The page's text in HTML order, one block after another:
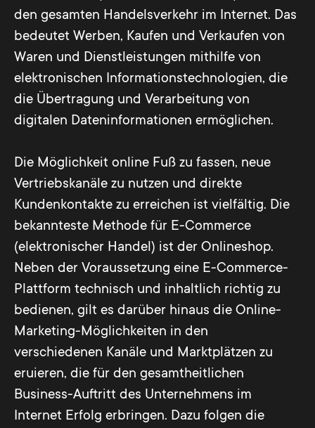
den gesamten Handelsverkehr im Internet. Das
bedeutet Werben, Kaufen und Verkaufen von
Waren und Dienstleistungen mithilfe von
elektronischen Informationstechnologien, die
die Übertragung und Verarbeitung von
digitalen Dateninformationen ermöglichen.
Die Möglichkeit online Fuß zu fassen, neue
Vertriebskanäle zu nutzen und direkte
Kundenkontakte zu erreichen ist vielfältig. Die
bekannteste Methode für E-Commerce
(elektronischer Handel) ist der Onlineshop.
Neben der Voraussetzung eine E-Commerce-
Plattform technisch und inhaltlich richtig zu
bedienen, gilt es darüber hinaus die Online-
Marketing-Möglichkeiten in den
verschiedenen Kanäle und Marktplätzen zu
eruieren, die für den gesamtheitlichen
Business-Auftritt des Unternehmens im
Internet Erfolg erbringen. Dazu folgen die